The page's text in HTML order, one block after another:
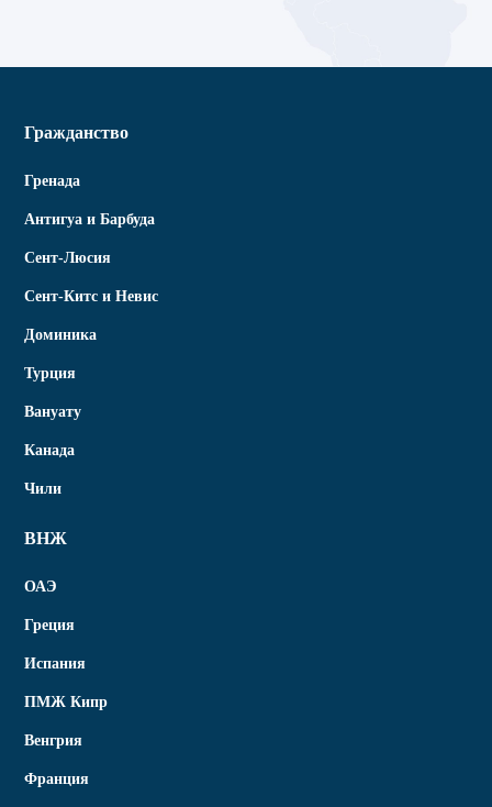
Гражданство
Гренада
Антигуа и Барбуда
Сент-Люсия
Сент-Китс и Невис
Доминика
Турция
Вануату
Канада
Чили
ВНЖ
ОАЭ
Греция
Испания
ПМЖ Кипр
Венгрия
Франция